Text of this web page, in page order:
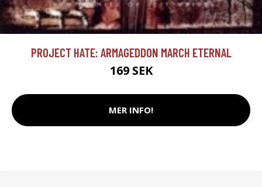
PROJECT HATE: ARMAGEDDON MARCH ETERNAL
169 SEK
MER INFO!